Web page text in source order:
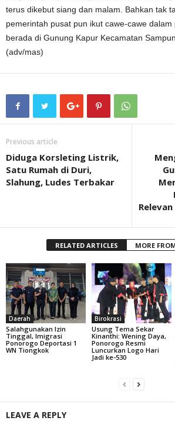
terus dikebut siang dan malam. Bahkan tak
pemerintah pusat pun ikut cawe-cawe
berada di Gunung Kapur Kecamatan
(adv/mas)
Previous article
Diduga Korsleting Listrik,
Satu Rumah di Duri,
Slahung, Ludes Terbakar
RELATED ARTICLES MORE
Daerah
Salahgunakan Izin
Tinggal, Imigrasi
Ponorogo Deportasi 1
WN Tiongkok
Birokrasi
Usung Tema Sekar
Kinanthi: Wening Daya,
Ponorogo Resmi
Luncurkan Logo Hari
Jadi ke-530
LEAVE A REPLY